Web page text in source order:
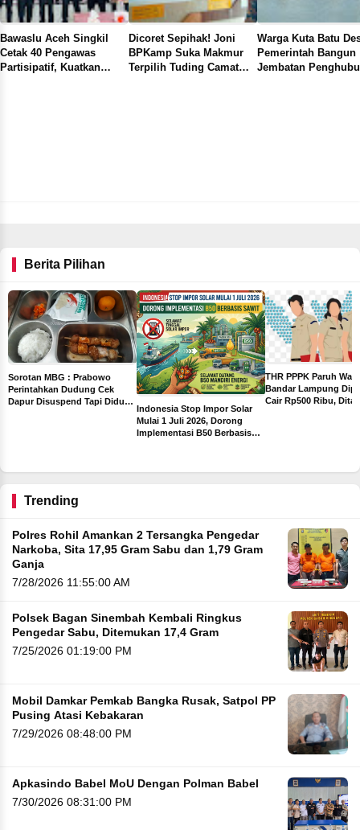
Bawaslu Aceh Singkil
Cetak 40 Pengawas
Partisipatif, Kuatkan
Dicoret Sepihak! Joni
BPKamp Suka Makmur
Terpilih Tuding Camat
Warga Kuta Batu
Pemerintah Bangun
Jembatan
Berita Pilihan
Sorotan MBG : Prabowo
Perintahkan Dudung Cek
Dapur Disuspend Tapi Diduga
Indonesia Stop Impor Solar
Mulai 1 Juli 2026, Dorong
Implementasi B50 Berbasis
THR PPPK Paruh
Bandar Lampung
Cair Rp500 Ribu,
Trending
Polres Rohil Amankan 2 Tersangka Pengedar
Narkoba, Sita 17,95 Gram Sabu dan 1,79 Gram
Ganja
7/28/2026 11:55:00 AM
Polsek Bagan Sinembah Kembali Ringkus
Pengedar Sabu, Ditemukan 17,4 Gram
7/25/2026 01:19:00 PM
Mobil Damkar Pemkab Bangka Rusak, Satpol PP
Pusing Atasi Kebakaran
7/29/2026 08:48:00 PM
Apkasindo Babel MoU Dengan Polman Babel
7/30/2026 08:31:00 PM